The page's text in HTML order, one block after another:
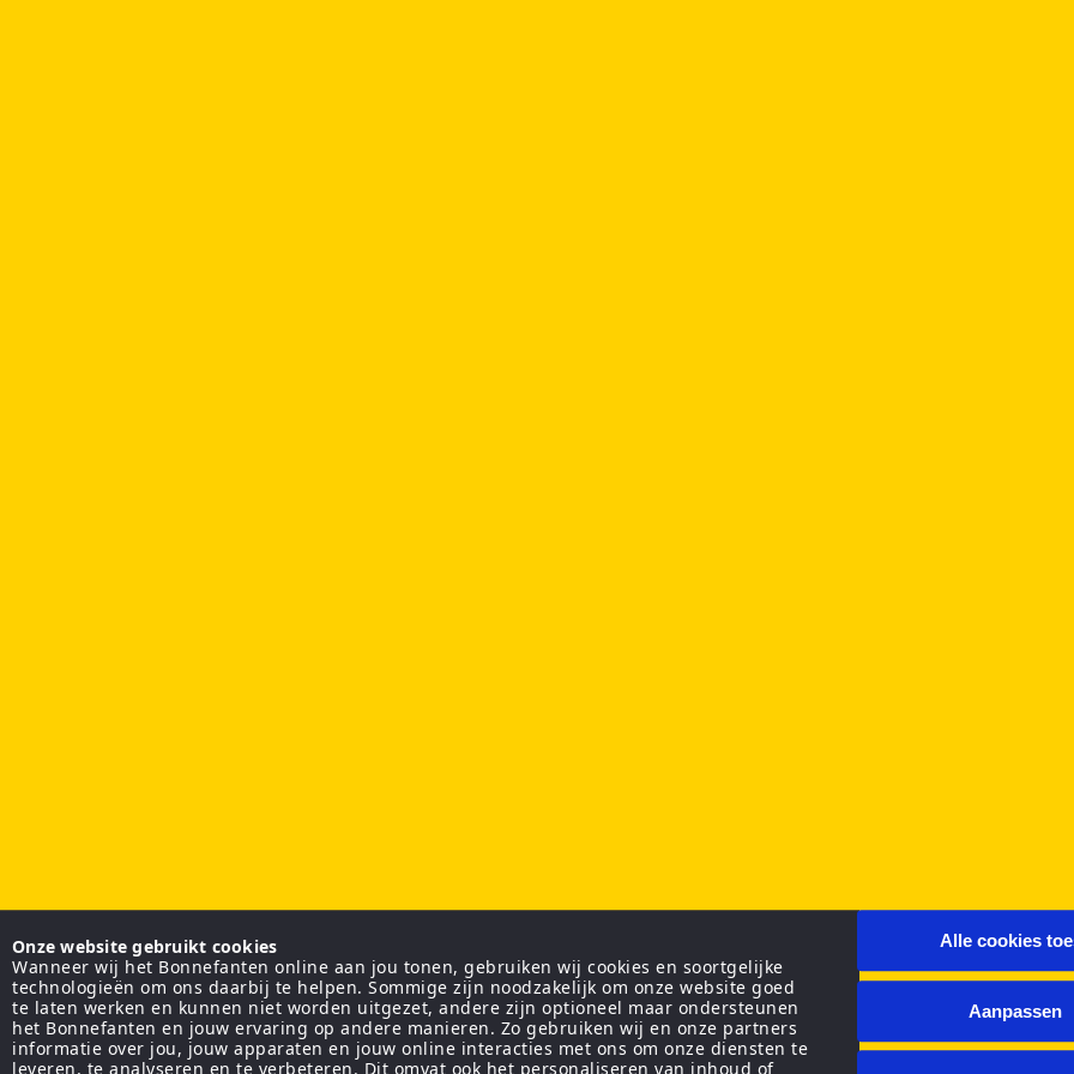
Onze website gebruikt cookies
Wanneer wij het Bonnefanten online aan jou tonen, gebruiken wij cookies en soortgelijke
technologieën om ons daarbij te helpen. Sommige zijn noodzakelijk om onze website goed
te laten werken en kunnen niet worden uitgezet, andere zijn optioneel maar ondersteunen
het Bonnefanten en jouw ervaring op andere manieren. Zo gebruiken wij en onze partners
informatie over jou, jouw apparaten en jouw online interacties met ons om onze diensten te
leveren, te analyseren en te verbeteren. Dit omvat ook het personaliseren van inhoud of
Alle cookies
Aanpassen